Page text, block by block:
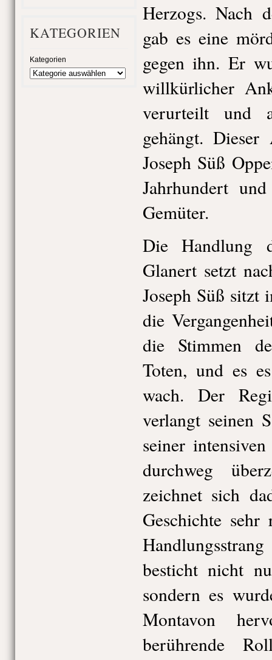
KATEGORIEN
Kategorien
Herzogs. Nach
gab es eine
gegen ihn. Er
willkürlicher
verurteilt und
gehängt.
Joseph Süß
Jahrhundert
Gemüter.
Die Handlung
Glanert setzt
Joseph Süß sitzt
die
die Stimmen
Toten, und es
wach. Der
verlangt seinen
seiner
durchweg
zeichnet sich
Geschichte
besticht nicht
sondern es
Montavon
berührende